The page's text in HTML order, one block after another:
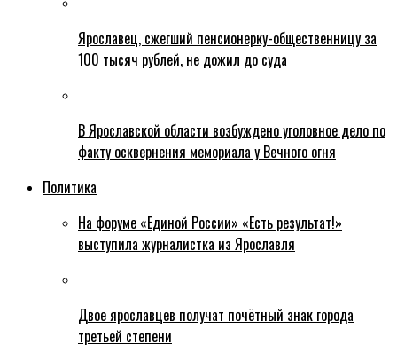
Ярославец, сжегший пенсионерку-общественницу за
100 тысяч рублей, не дожил до суда
В Ярославской области возбуждено уголовное дело по
факту осквернения мемориала у Вечного огня
Политика
На форуме «Единой России» «Есть результат!»
выступила журналистка из Ярославля
Двое ярославцев получат почётный знак города
третьей степени